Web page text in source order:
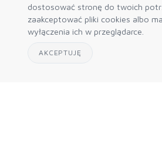
dostosować stronę do twoich
zaakceptować pliki cookies albo
wyłączenia ich w przeglądarce.
AKCEPTUJĘ